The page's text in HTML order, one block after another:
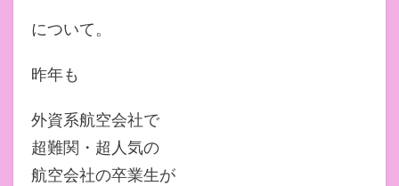
について。
昨年も
外資系航空会社で
超難関・超人気の
航空会社の卒業生が